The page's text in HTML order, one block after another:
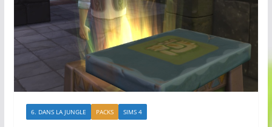
6. DANS LA JUNGLE PACKS SIMS 4